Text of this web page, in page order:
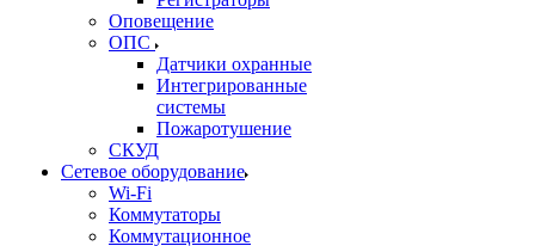
Оповещение
ОПС
Датчики охранные
Интегрированные
системы
Пожаротушение
СКУД
Сетевое оборудование
Wi-Fi
Коммутаторы
Коммутационное